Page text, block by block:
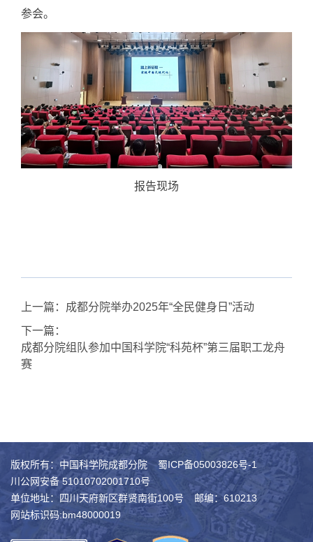
参会。
报告现场
上一篇： 成都分院举办2025年“全民健身日”活动
下一篇：
成都分院组队参加中国科学院“科苑杯”第三届职工龙舟
赛
版权所有：中国科学院成都分院
蜀ICP备05003826号-1
川公网安备 51010702001710号
单位地址：四川天府新区群贤南街100号
邮编：610213
网站标识码:bm48000019